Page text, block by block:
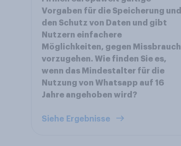
Vorgaben für die Speicherung und
den Schutz von Daten und gibt
Nutzern einfachere
Möglichkeiten, gegen Missbrauch
vorzugehen. Wie finden Sie es,
wenn das Mindestalter für die
Nutzung von Whatsapp auf 16
Jahre angehoben wird?
Siehe Ergebnisse